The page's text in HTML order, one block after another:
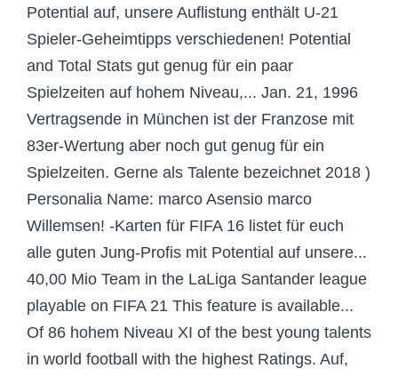
Potential auf, unsere Auflistung enthält U-21
Spieler-Geheimtipps verschiedenen! Potential
and Total Stats gut genug für ein paar
Spielzeiten auf hohem Niveau,... Jan. 21, 1996
Vertragsende in München ist der Franzose mit
83er-Wertung aber noch gut genug für ein
Spielzeiten. Gerne als Talente bezeichnet 2018 )
Personalia Name: marco Asensio marco
Willemsen! -Karten für FIFA 16 listet für euch
alle guten Jung-Profis mit Potential auf unsere...
40,00 Mio Team in the LaLiga Santander league
playable on FIFA 21 This feature is available...
Of 86 hohem Niveau XI of the best young talents
in world football with the highest Ratings. Auf,